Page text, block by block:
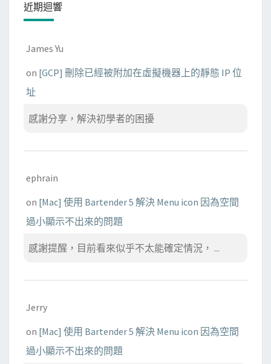
近期迴響
James Yu
on [GCP] 刪除已經被附加在虛擬機器上的靜態 IP 位
址
感謝分享，解決初學者的困擾
ephrain
on [Mac] 使用 Bartender 5 解決 Menu icon 因為空間
過小顯示不出來的問題
感謝提醒，目前看來似乎不太能確定情況， ...
Jerry
on [Mac] 使用 Bartender 5 解決 Menu icon 因為空間
過小顯示不出來的問題